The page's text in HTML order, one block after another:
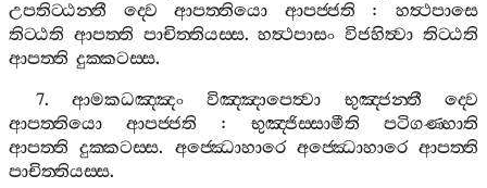
උපතිට‍්ඨන‍්තී
ද‍්වෙ ආපත‍්තියො ආපජ‍්ජති :හත්‍ථපාසෙ
තිට‍්ඨති ආපත‍්ති පාචිත‍්තියස‍්ස.හත්‍ථපාසං විජහිත්‍වා තිට‍්ඨති
ආපත‍්ති දුක‍්කටස‍්ස.
7. ආමකධඤ‍්ඤං විඤ‍්ඤාපෙත්‍වා භුඤ‍්ජන‍්තී
ද‍්වෙ
ආපත‍්තියො
ආපජ‍්ජති : භුඤ‍්ජිස‍්සාමීති
පටිගණ‍්හාති
ආපත‍්ති දුක‍්කටස‍්ස. අජ‍්ඣොහාරෙ අජ‍්ඣොහාරෙ ආපත‍්ති
පාචිත‍්තියස‍්ස.